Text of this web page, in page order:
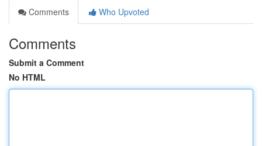
Comments
Who Upvoted
Comments
Submit a Comment
No HTML